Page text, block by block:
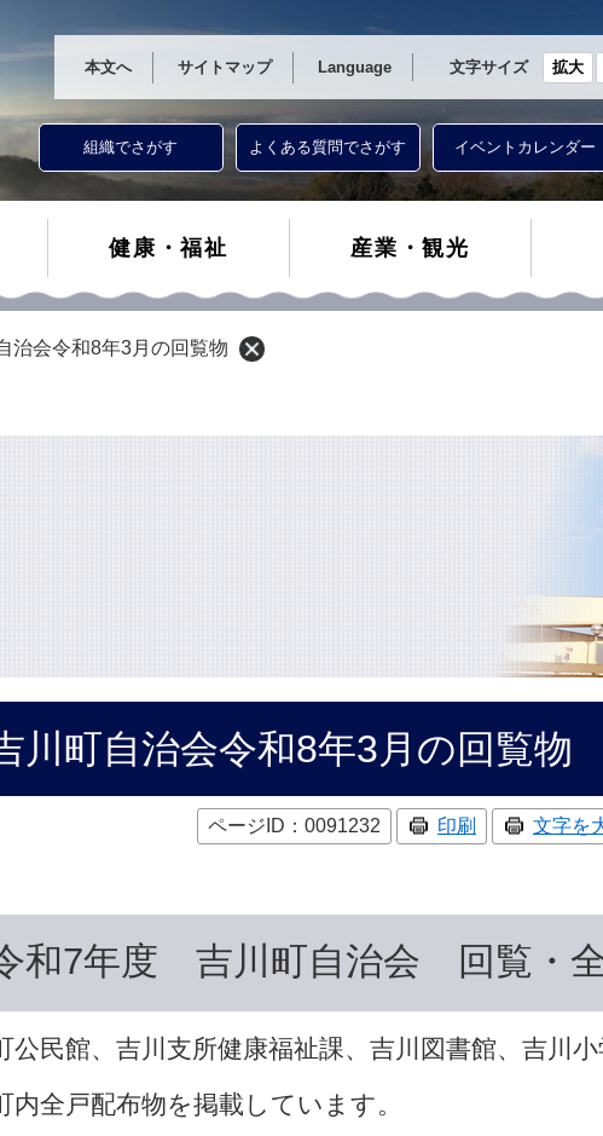
本文へ サイトマップ Language 文字サイズ 拡大
組織でさがす よくある質問でさがす イベントカレンダー
健康・福祉 産業・観光
治会令和8年3月の回覧物
川町自治会令和8年3月の回覧物
ページID：0091232 印刷 文字を
和7年度 吉川町自治会 回覧・
公民館、吉川支所健康福祉課、吉川図書館、吉川
内全戸配布物を掲載しています。